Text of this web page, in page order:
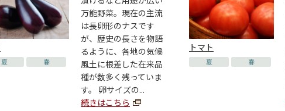
夏 春
万能野菜。現在の主流
は長卵形のナスです
が、歴史の長さを物語
るように、各地の気候
風土に根差した在来品
種が数多く残っていま
す。 卵サイズの...
続きはこちら
トマト
夏 春